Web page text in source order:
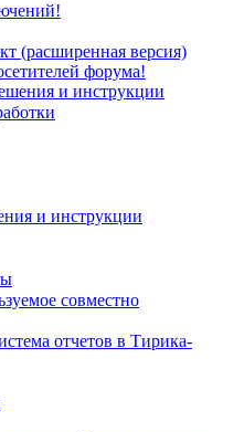
(расширенная версия)
форума!
и инструкции
и инструкции
совместно
отчетов в Тирика-